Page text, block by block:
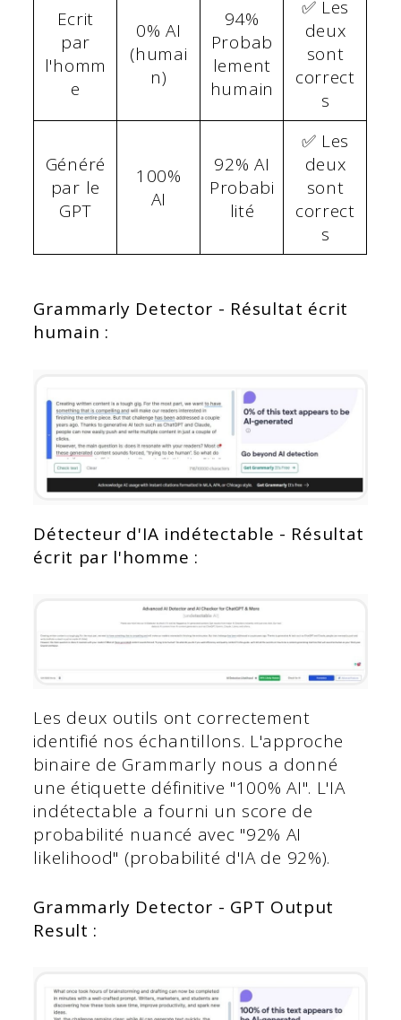
Ecrit
par
l'homm
e
0% AI
(humai
n)
94%
Probab
lement
humain
✅ Les
deux
sont
correct
s
Généré
par le
GPT
100%
AI
92% AI
Probabi
lité
✅ Les
deux
sont
correct
s
Grammarly Detector - Résultat écrit
humain :
Détecteur d'IA indétectable - Résultat
écrit par l'homme :
Les deux outils ont correctement
identifié nos échantillons. L'approche
binaire de Grammarly nous a donné
une étiquette définitive "100% AI". L'IA
indétectable a fourni un score de
probabilité nuancé avec "92% AI
likelihood" (probabilité d'IA de 92%).
Grammarly Detector - GPT Output
Result :